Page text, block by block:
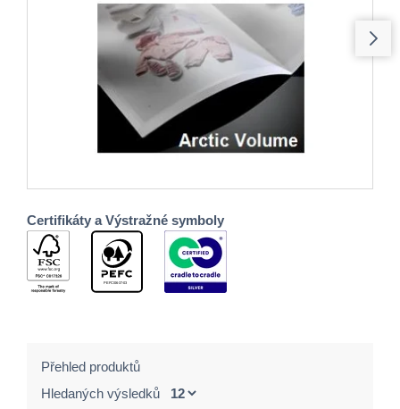
Certifikáty a Výstražné symboly
Přehled produktů
Hledaných výsledků